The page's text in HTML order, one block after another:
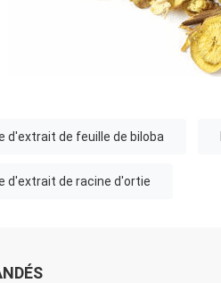
d'extrait de feuille de biloba
d'extrait de racine d'ortie